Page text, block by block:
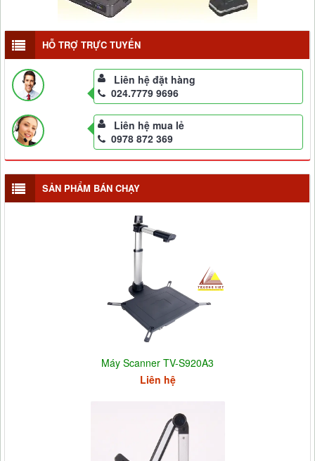
HỖ TRỢ TRỰC TUYẾN
Liên hệ đặt hàng
024.7779 9696
Liên hệ mua lẻ
0978 872 369
SẢN PHẨM BÁN CHẠY
Máy Scanner TV-S920A3
Liên hệ